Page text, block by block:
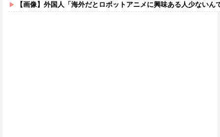
【画像】外国人「海外だとロボットアニメに興味ある人少ないん